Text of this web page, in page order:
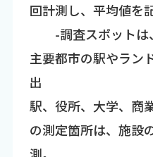
回計測し、平均値を
-調査スポットは
主要都市の駅やラン
出
駅、役所、大学、商
の測定箇所は、施設